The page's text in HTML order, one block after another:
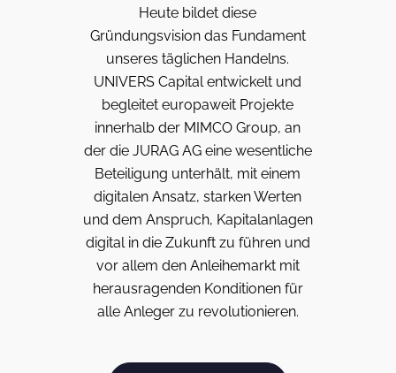
Heute bildet diese
Gründungsvision das Fundament
unseres täglichen Handelns.
UNIVERS Capital entwickelt und
begleitet europaweit Projekte
innerhalb der MIMCO Group, an
der die JURAG AG eine wesentliche
Beteiligung unterhält, mit einem
digitalen Ansatz, starken Werten
und dem Anspruch, Kapitalanlagen
digital in die Zukunft zu führen und
vor allem den Anleihemarkt mit
herausragenden Konditionen für
alle Anleger zu revolutionieren.